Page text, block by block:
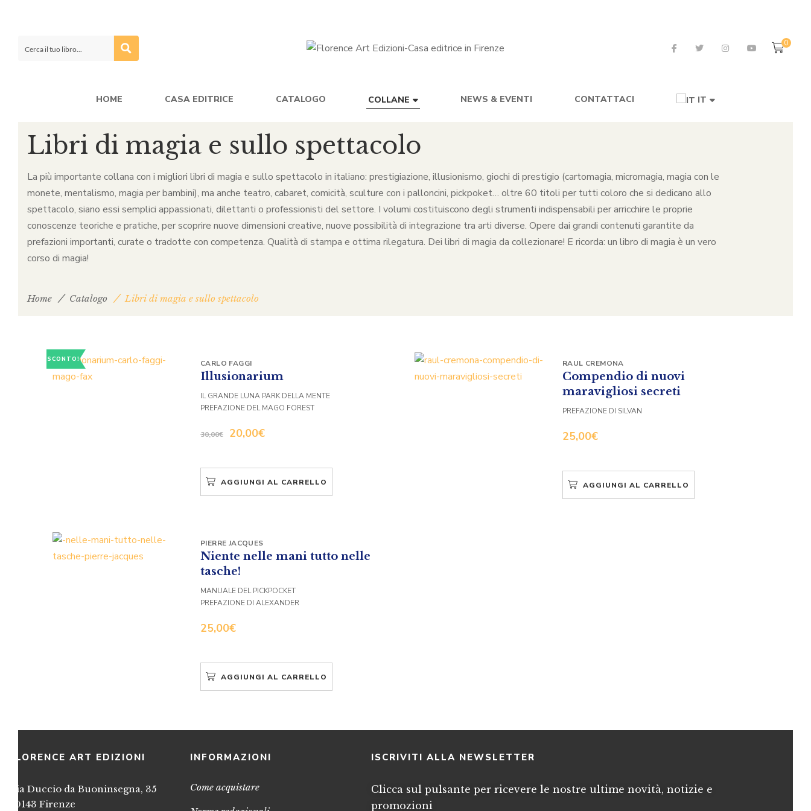
0
HOME CASA EDITRICE CATALOGO COLLANE NEWS & EVENTI CONTATTACI IT
Libri di magia e sullo spettacolo
La più importante collana con i migliori libri di magia e sullo spettacolo in italiano: prestigiazione, illusionismo, giochi di prestigio (cartomagia, micromagia, magia con le
monete, mentalismo, magia per bambini), ma anche teatro, cabaret, comicità, sculture con i palloncini, pickpoket… oltre 60 titoli per tutti coloro che si dedicano allo
spettacolo, siano essi semplici appassionati, dilettanti o professionisti del settore. I volumi costituiscono degli strumenti indispensabili per arricchire le proprie
conoscenze teoriche e pratiche, per scoprire nuove dimensioni creative, nuove possibilità di integrazione tra arti diverse. Opere dai grandi contenuti garantite da
prefazioni importanti, curate o tradotte con competenza. Qualità di stampa e ottima rilegatura. Dei libri di magia da collezionare! E ricorda: un libro di magia è un vero
corso di magia!
Home Catalogo Libri di magia e sullo spettacolo
SCONTO!
Illusionarium
30,00€ 20,00€
CARLO FAGGI
IL GRANDE LUNA PARK DELLA MENTE
PREFAZIONE DEL MAGO FOREST
AGGIUNGI AL CARRELLO
Compendio di nuovi
maravigliosi secreti
25,00€
RAUL CREMONA
PREFAZIONE DI SILVAN
AGGIUNGI AL CARRELLO
Niente nelle mani tutto nelle
tasche!
25,00€
PIERRE JACQUES
MANUALE DEL PICKPOCKET
PREFAZIONE DI ALEXANDER
AGGIUNGI AL CARRELLO
FLORENCE ART EDIZIONI
Via Duccio da Buoninsegna, 35
50143 Firenze
INFORMAZIONI
Come acquistare
ISCRIVITI ALLA NEWSLETTER
Clicca sul pulsante per ricevere le nostre ultime novità, notizie e
promozioni